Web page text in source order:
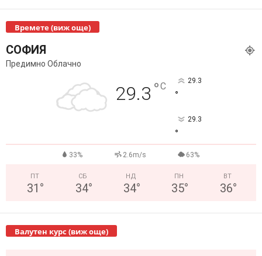
Времете (виж още)
СОФИЯ
Предимно Облачно
29.3 °C 29.3
°
29.3
°
33% 2.6m/s 63%
ПТ
31 °
СБ
34°
НД
34°
ПН
35°
ВТ
36°
Валутен курс (виж още)